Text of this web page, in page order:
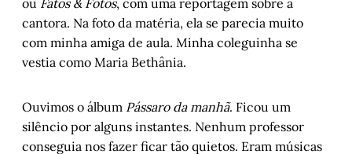
cantora. Na foto da matéria, ela se parecia muito
com minha amiga de aula. Minha coleguinha se
vestia como Maria Bethânia.
Ouvimos o álbum Pássaro da manhã. Ficou um
silêncio por alguns instantes. Nenhum professor
conseguia nos fazer ficar tão quietos. Eram músicas